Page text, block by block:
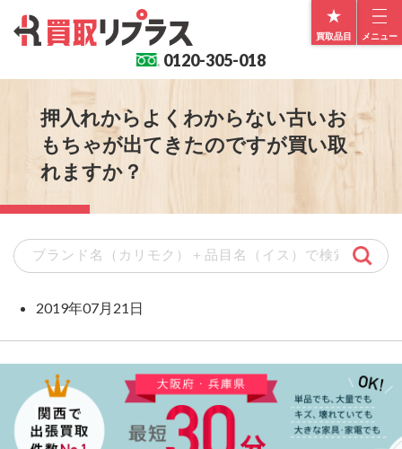
メニュー
買取品目
0120-305-018
押入れからよくわからない古いお
もちゃが出てきたのですが買い取
れますか？
2019年07月21日